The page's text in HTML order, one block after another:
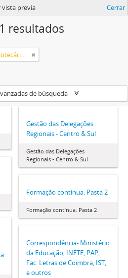
previa Cerrar
resultados
Associação Portuguesa de Bibliotecários, Arquivistas, Profissionais da Informação e Documentação
de búsqueda
Gestão das Delegações
Regionais - Centro & Sul
Gestão das Delegações
Regionais - Centro & Sul
Formação contínua. Pasta 2
Formação contínua. Pasta 2
Correspondência- Ministério
da Educação, INETE, PAP,
Fac. Letras de Coimbra, IST,
e outros